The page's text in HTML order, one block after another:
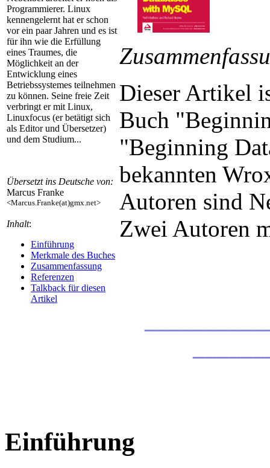
Programmierer. Linux
kennengelernt hat er schon
vor ein paar Jahren und es ist
für ihn wie die Erfüllung
eines Traumes, die
Möglichkeit an der
Entwicklung eines
Betriebssystemes teilnehmen
zu können. Seine freie Zeit
verbringt er mit Linux,
Linuxfocus (er betätigt sich
als Editor und Übersetzer)
und dem Studium...
Übersetzt ins Deutsche von:
Marcus Franke
<Marcus.Franke(at)gmx.net>
Inhalt:
Einführung
Merkmale des Buches
Zusammenfassung
Referenzen
Talkback für diesen
Artikel
Dieser Artikel
Buch
"Beginning
bekannten
Autoren sind
Zwei Autoren
Einführung